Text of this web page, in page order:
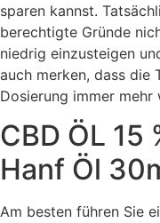
sparen kannst.
berechtigte Gründe
niedrig einzusteigen
auch merken, dass die
Dosierung immer mehr
CBD ÖL 15
Hanf Öl
Am besten führen Sie